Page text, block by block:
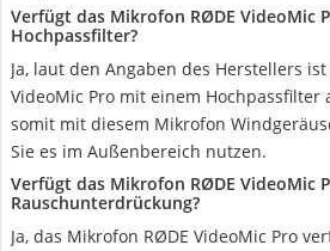
Verfügt das Mikrofon RØDE VideoMic
Hochpassfilter?
Ja, laut den Angaben des Herstellers
VideoMic Pro mit einem Hochpassfilter
somit mit diesem Mikrofon
Sie es im Außenbereich nutzen.
Verfügt das Mikrofon RØDE VideoMic
Rauschunterdrückung?
Ja, das Mikrofon RØDE VideoMic Pro